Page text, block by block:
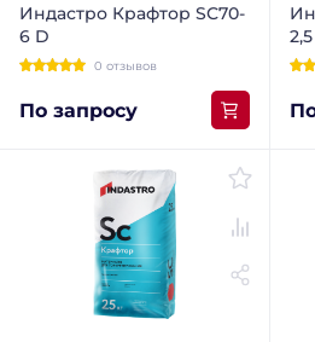
Индастро Крафтор SС70-
6 D
0 отзывов
По запросу